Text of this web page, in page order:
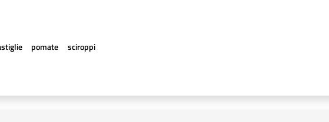
pomate sciroppi